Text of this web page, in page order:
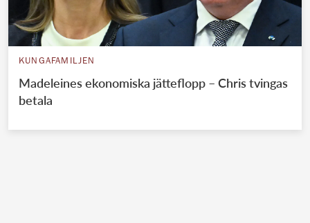
KUNGAFAMILJEN
Madeleines ekonomiska jätteflopp – Chris tvingas
betala